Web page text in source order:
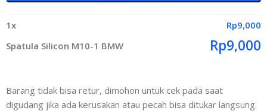
1x Rp9,000
Spatula Silicon M10-1 BMW
Rp9,000
Barang tidak bisa retur, dimohon untuk cek pada saat
digudang jika ada kerusakan atau pecah bisa ditukar langsung.